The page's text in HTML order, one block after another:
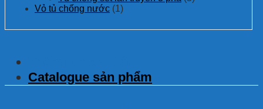
Vỏ tủ chống nước (1)
Catalogue sản phẩm